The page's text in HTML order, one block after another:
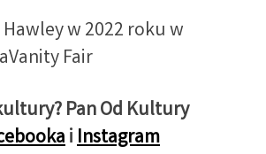
w 2022 roku w
Fair
Pan Od Kultury
iInstagram